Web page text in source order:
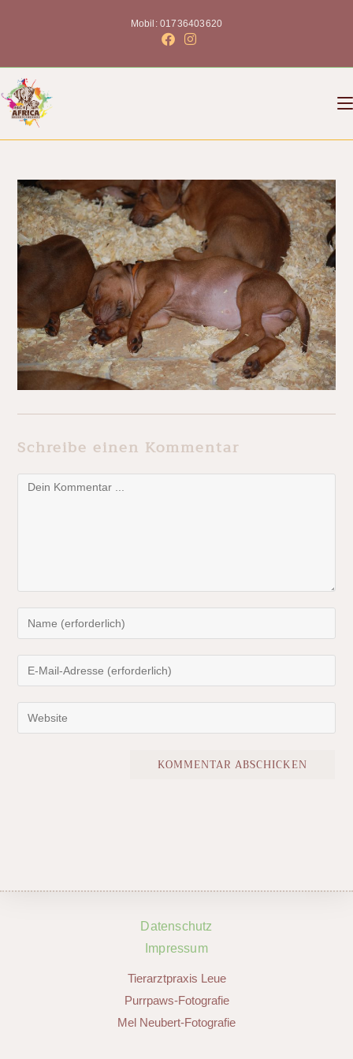
Mobil: 01736403620
Schreibe einen Kommentar
Datenschutz
Impressum
Tierarztpraxis Leue
Purrpaws-Fotografie
Mel Neubert-Fotografie